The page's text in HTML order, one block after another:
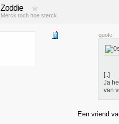
Zoddie
Merck toch hoe sterck
quote:
[..]
Ja
van
Een vriend